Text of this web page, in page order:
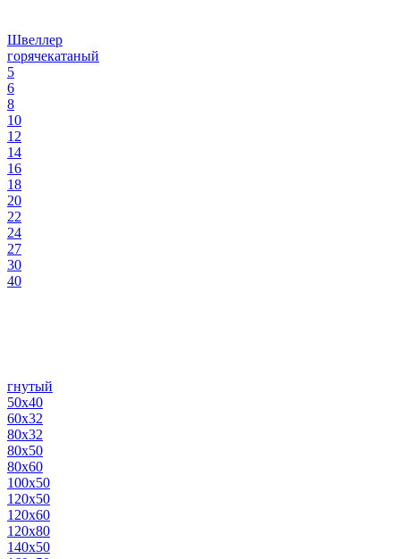
Швеллер
горячекатаный
5
6
8
10
12
14
16
18
20
22
24
27
30
40
гнутый
50х40
60х32
80х32
80х50
80х60
100х50
120х50
120х60
120х80
140х50